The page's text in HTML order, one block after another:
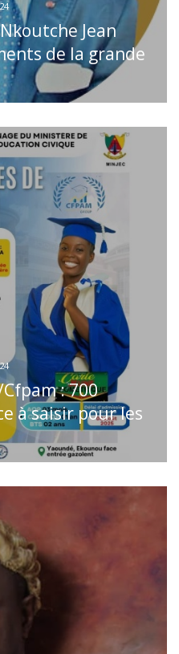
Jean
de la grande
: 700
à saisir pour les